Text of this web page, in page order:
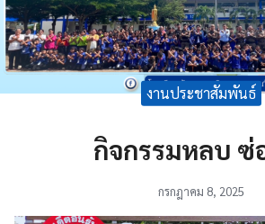
งานประชาสัมพันธ์
กิจกรรมหลบ ซ่
กรกฎาคม 8, 2025